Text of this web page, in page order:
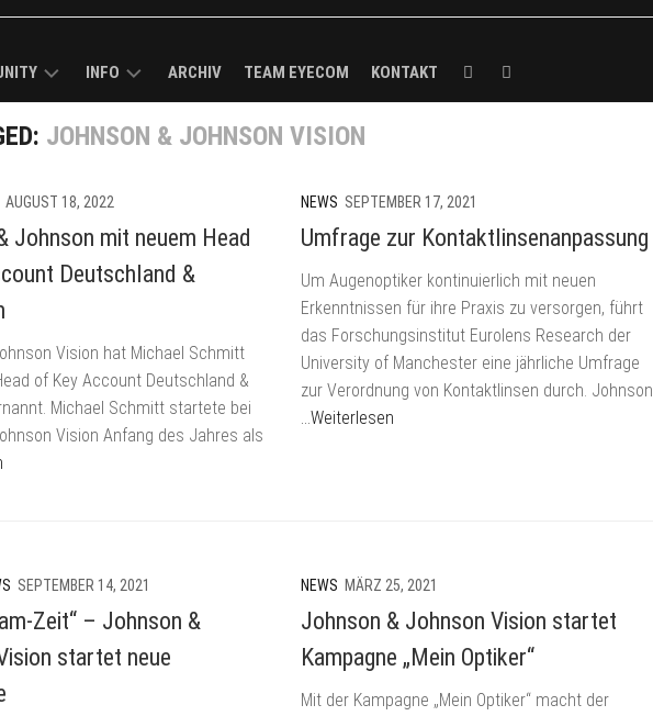
INFO
KURZPROFIL
/
IMPRESSUM
ARCHIV TEAM EYECOM KONTAKT
JOHNSON & JOHNSON VISION
AUGUST 18, 2022
Johnson mit neuem Head
Deutschland &
Vision hat Michael Schmitt
of Key Account Deutschland &
Michael Schmitt startete bei
Vision Anfang des Jahres als
NEWS SEPTEMBER 17, 2021
Umfrage zur Kontaktlinsenanpassung
Um Augenoptiker kontinuierlich mit neuen
Erkenntnissen für ihre Praxis zu versorgen, führt
das Forschungsinstitut Eurolens Research der
University of Manchester eine jährliche Umfrage
zur Verordnung von Kontaktlinsen durch. Johnson
…Weiterlesen
SEPTEMBER 14, 2021
Zeit“ – Johnson &
startet neue
NEWS MÄRZ 25, 2021
Johnson & Johnson Vision startet
Kampagne „Mein Optiker“
Mit der Kampagne „Mein Optiker“ macht der